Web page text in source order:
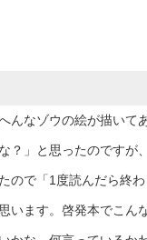
んなゾウの絵が描いて
？」と思ったのですが
ので「1度読んだら終
います。啓発本でこん